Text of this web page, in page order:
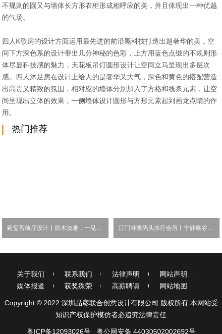
不规则的圆又与墙体长方形衣柜形成相呼应的美，并且体现出一种优越
的气场。
四人K歌房的设计方面运用最先进的前沿黑科技打造出超奢华的美，空
间下方深色系的设计带出几分神秘的色彩，上方用蓝色点缀的不规则形
体尽显科技感的魅力，天花板吊灯圆形设计让空间立马呈现出多层次
感。四人沐足房在设计上给人的是奢华又大气，深色和黄色的搭配营造
出高贵又精致的氛围，相对应的墙体分别加入了方格和线条元素，让空
间呈现出立体的效果，一侧墙体设计圆形与方形元素起到画龙点睛的作
用。
热门推荐
关于我们 联系我们 法律声明
网站声明
媒体报道
获奖殊荣 高薪聘请 网站地图
Copyright © 2022 深圳品彦联合创意设计有限公司 版权所有 本网站受
知识产权保护模仿者必追究法律责任
粤ICP备12093026号 粤公网安备 44030502002692号